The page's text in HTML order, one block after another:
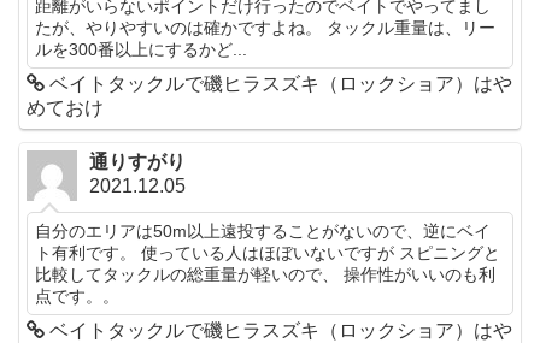
距離がいらないポイントだけ行ったのでベイトでやってまし
たが、やりやすいのは確かですよね。 タックル重量は、リー
ルを300番以上にするかど...
ベイトタックルで磯ヒラスズキ（ロックショア）はや
めておけ
通りすがり
2021.12.05
自分のエリアは50m以上遠投することがないので、逆にベイ
ト有利です。 使っている人はほぼいないですが スピニングと
比較してタックルの総重量が軽いので、 操作性がいいのも利
点です。。
ベイトタックルで磯ヒラスズキ（ロックショア）はや